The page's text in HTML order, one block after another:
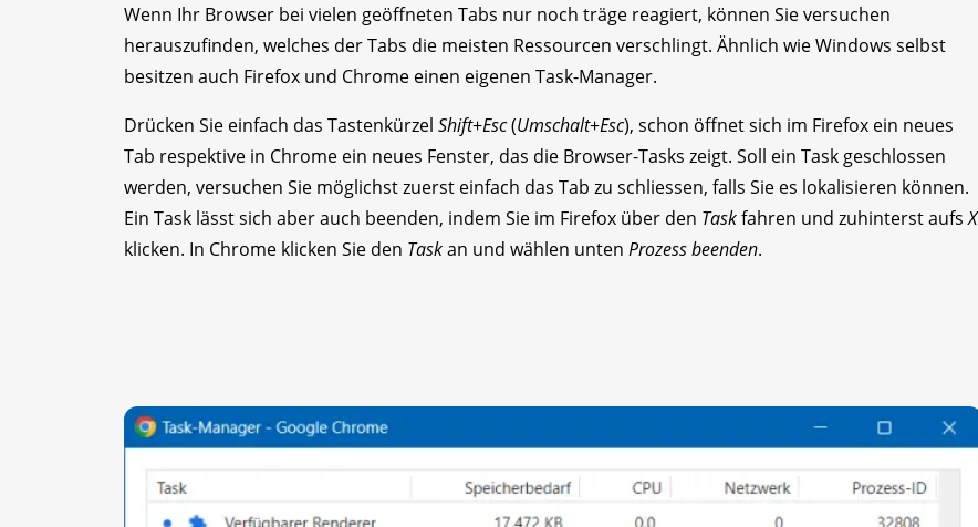
Wenn Ihr Browser bei vielen geöffneten Tabs nur noch träge reagiert, können Sie versuchen
herauszufinden, welches der Tabs die meisten Ressourcen verschlingt. Ähnlich wie Windows selbst
besitzen auch Firefox und Chrome einen eigenen Task-Manager.
Drücken Sie einfach das Tastenkürzel Shift+Esc(Umschalt+Esc), schon öffnet sich im Firefox ein neues
Tab respektive in Chrome ein neues Fenster, das die Browser-Tasks zeigt. Soll ein Task geschlossen
werden, versuchen Sie möglichst zuerst einfach das Tab zu schliessen, falls Sie es lokalisieren können.
Ein Task lässt sich aber auch beenden, indem Sie im Firefox über den Taskfahren und zuhinterst aufsX
klicken. In Chrome klicken Sie den Taskan und wählen unten Prozess beenden.